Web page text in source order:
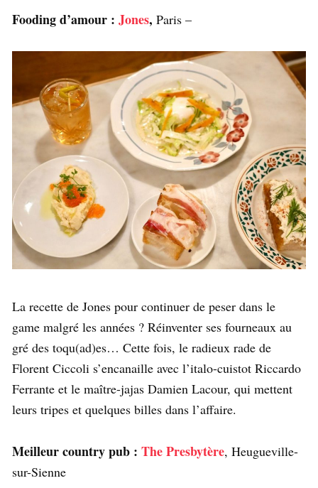
Fooding d’amour : Jones, Paris –
La recette de Jones pour continuer de peser dans le
game malgré les années ? Réinventer ses fourneaux au
gré des toqu(ad)es… Cette fois, le radieux rade de
Florent Ciccoli s’encanaille avec l’italo-cuistot Riccardo
Ferrante et le maître-jajas Damien Lacour, qui mettent
leurs tripes et quelques billes dans l’affaire.
Meilleur country pub : The Presbytère, Heugueville-
sur-Sienne